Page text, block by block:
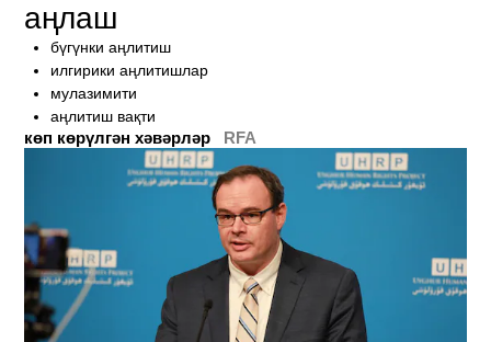
аңлаш
бүгүнки аңлитиш
илгирики аңлитишлар
мулазимити
аңлитиш вақти
көп көрүлгән хәвәрләр RFA